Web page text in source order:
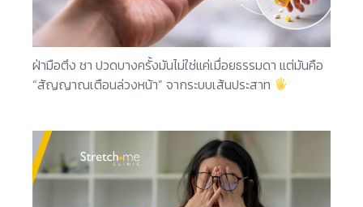
ฝ่ามือตึง ชา ปวดบางครั้งมันไม่ใช่แค่เมื่อยธรรมดา แต่มันคือ
“สัญญาณเตือนล่วงหน้า” จากระบบเส้นประสาท